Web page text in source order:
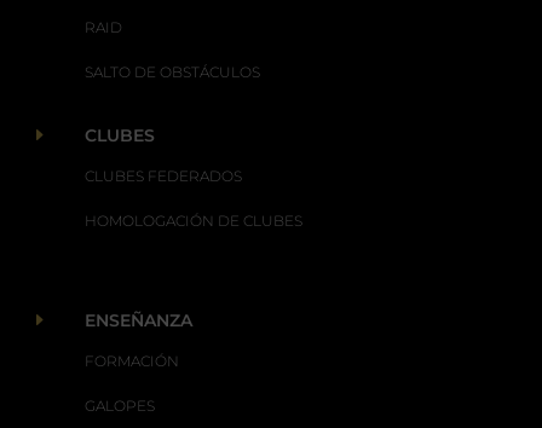
RAID
SALTO DE OBSTÁCULOS
E CLUBES
CLUBES FEDERADOS
HOMOLOGACIÓN DE CLUBES
E ENSEÑANZA
FORMACIÓN
GALOPES